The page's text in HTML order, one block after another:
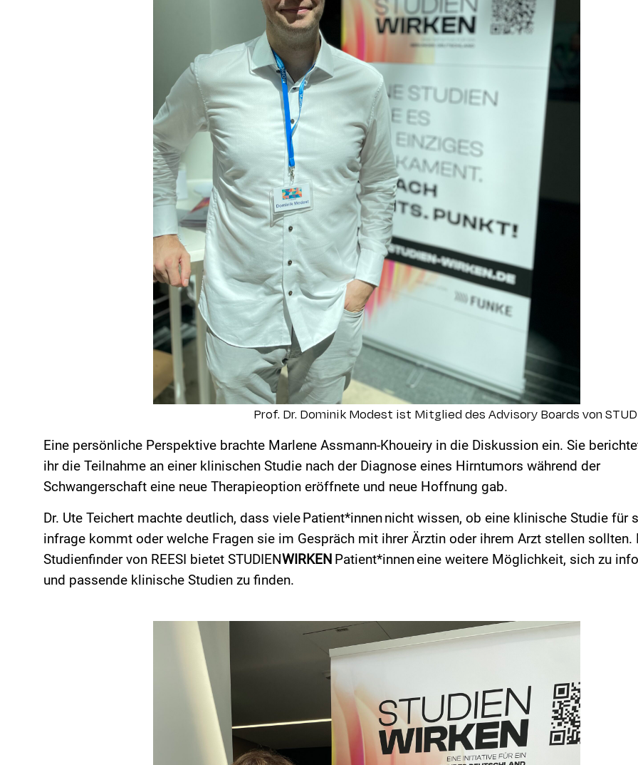
Prof. Dr. Dominik Modest ist Mitglied des Advisory Boards von
Eine persönliche Perspektive brachte Marlene Assmann-Khoueiry in die Diskussion ein. Sie
ihr die Teilnahme an einer klinischen Studie nach der Diagnose eines Hirntumors während der
Schwangerschaft eine neue Therapieoption eröffnete und neue Hoffnung gab.
Dr. Ute Teichert machte deutlich, dass viele Patient*innen nicht wissen, ob eine klinische Studie für
infrage kommt oder welche Fragen sie im Gespräch mit ihrer Ärztin oder ihrem Arzt stellen sollten.
Studienfinder von REESI bietet STUDIENWIRKEN Patient*innen eine weitere Möglichkeit, sich zu
und passende klinische Studien zu finden.